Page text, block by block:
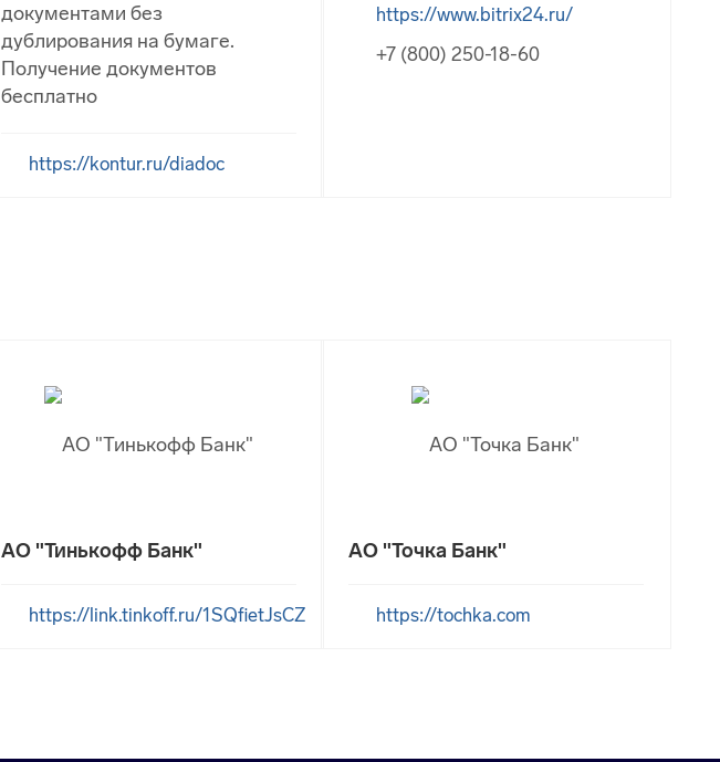
документами без
дублирования на бумаге.
Получение документов
бесплатно
https://kontur.ru/diadoc
https://www.bitrix24.ru/
+7 (800) 250-18-60
АО "Тинькофф Банк"
https://link.tinkoff.ru/1SQfietJsCZ
АО "Точка Банк"
https://tochka.com